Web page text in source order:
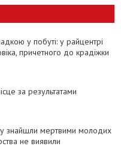
у побуті: у райцентрі
причетного до крадіжки
за результатами
знайшли мертвими молодих
не виявили